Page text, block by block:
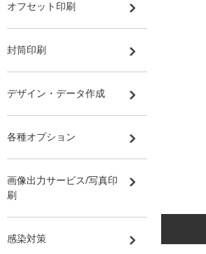
オフセット印刷
封筒印刷
デザイン・データ作成
各種オプション
画像出力サービス/写真印
刷
感染対策